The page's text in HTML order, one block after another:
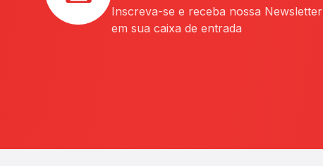
Inscreva-se e receba nossa Newsletter
em sua caixa de entrada